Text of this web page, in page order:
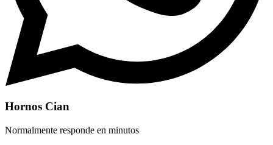
Hornos Cian
Normalmente responde en minutos